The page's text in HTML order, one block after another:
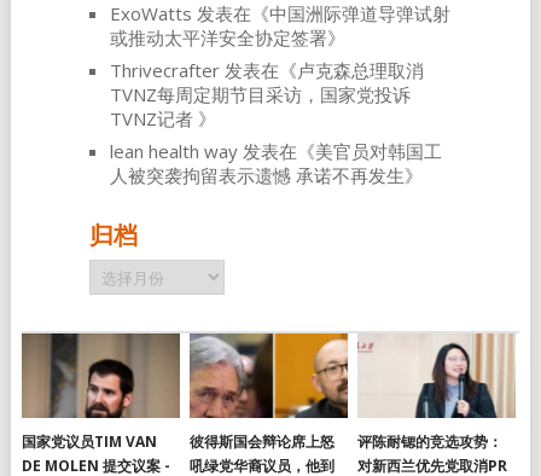
ExoWatts 发表在《中国洲际弹道导弹试射
或推动太平洋安全协定签署》
Thrivecrafter发表在《卢克森总理取消
TVNZ每周定期节目采访，国家党投诉
TVNZ记者 》
lean health way发表在《美官员对韩国工
人被突袭拘留表示遗憾 承诺不再发生》
归档
归
档
国家党议员TIM VAN
DE MOLEN 提交议案 -
彼得斯国会辩论席上怒
吼绿党华裔议员，他到
评陈耐锶的竞选攻势：
对新西兰优先党取消PR